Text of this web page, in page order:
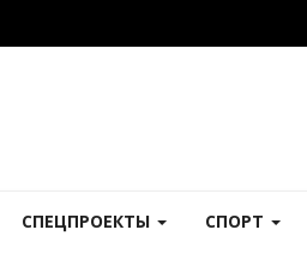
СПЕЦПРОЕКТЫ СПОРТ